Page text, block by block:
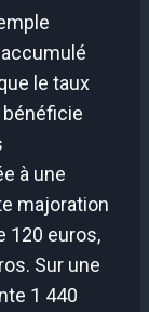
le taux
bénéficie
à une
majoration
120 euros,
Sur une
1 440